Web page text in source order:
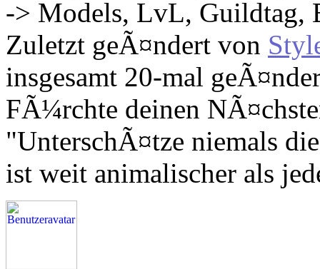
-> Models, LvL, Guildtag,
Zuletzt geÃ¤ndert von
insgesamt 20-mal
FÃ¼rchte deinen
"UnterschÃ¤tze niemals
ist weit animalischer als